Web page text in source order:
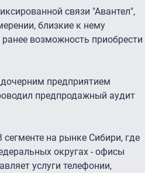
связи "Авантел",
близкие к нему
возможность приобрести
дочерним предприятием
предпродажный аудит
на рынке Сибири, где
округах - офисы
услуги телефонии,